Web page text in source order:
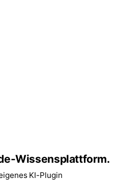
Wissensplattform.
KI-Plugin